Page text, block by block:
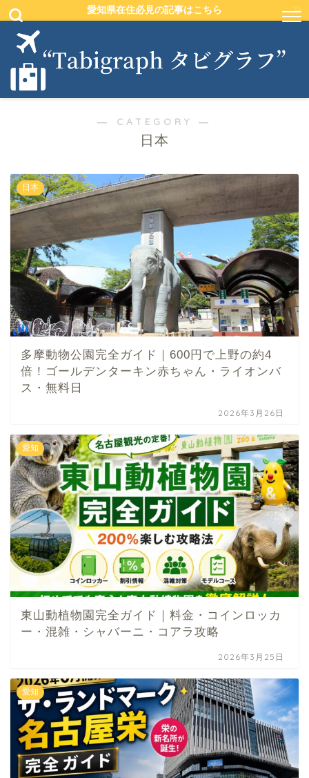
愛知県在住必見の記事はこちら
― CATEGORY ―
日本
日本
多摩動物公園完全ガイド｜600円で上野の約4
倍！ゴールデンターキン赤ちゃん・ライオンバ
ス・無料日
2026年3月26日
愛知
東山動植物園完全ガイド｜料金・コインロッカ
ー・混雑・シャバーニ・コアラ攻略
2026年3月25日
愛知